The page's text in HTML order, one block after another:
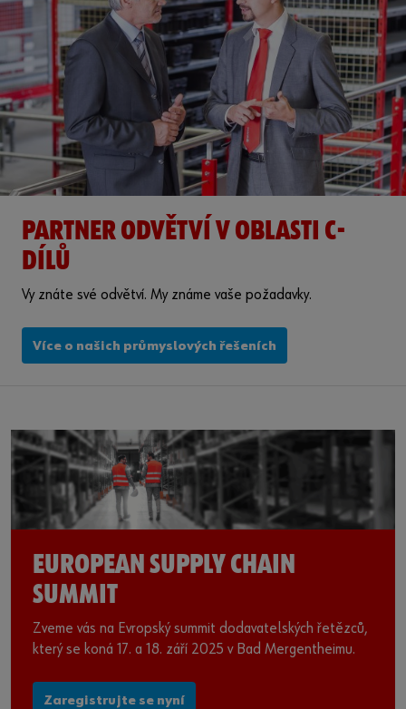
PARTNER ODVĚTVÍ V OBLASTI C-
DÍLŮ
Vy znáte své odvětví. My známe vaše požadavky.
Více o našich průmyslových řešeních
EUROPEAN SUPPLY CHAIN
SUMMIT
Zveme vás na Evropský summit dodavatelských řetězců,
který se koná 17. a 18. září 2025 v Bad Mergentheimu.
Zaregistrujte se nyní